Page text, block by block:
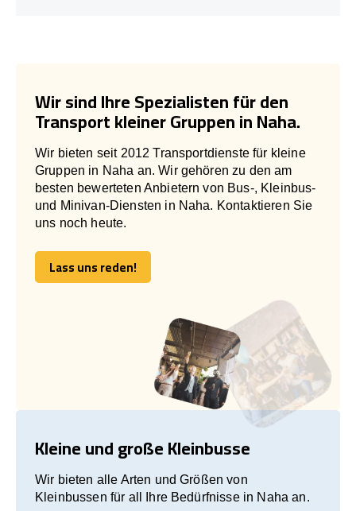
Wir sind Ihre Spezialisten für den
Transport kleiner Gruppen in Naha.
Wir bieten seit 2012 Transportdienste für kleine
Gruppen in Naha an. Wir gehören zu den am
besten bewerteten Anbietern von Bus-, Kleinbus-
und Minivan-Diensten in Naha. Kontaktieren Sie
uns noch heute.
Lass uns reden!
Lass uns reden!
Kleine und große Kleinbusse
Wir bieten alle Arten und Größen von
Kleinbussen für all Ihre Bedürfnisse in Naha an.